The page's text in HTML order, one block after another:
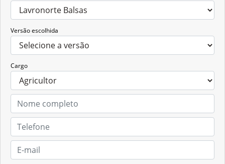
Versão escolhida
Cargo